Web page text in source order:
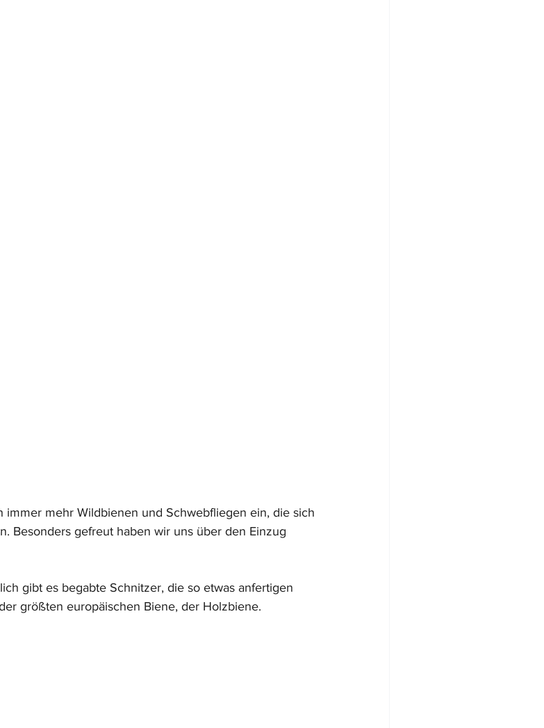
mehr Wildbienen und Schwebfliegen ein, die sich
Besonders gefreut haben wir uns über den Einzug
gibt es begabte Schnitzer, die so etwas anfertigen
größten europäischen Biene, der Holzbiene.